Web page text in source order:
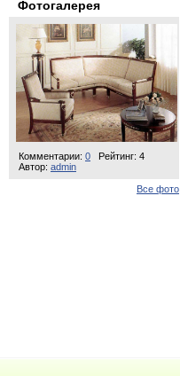
Фотогалерея
Комментарии: 0
Рейтинг: 4
Автор: admin
Все фото